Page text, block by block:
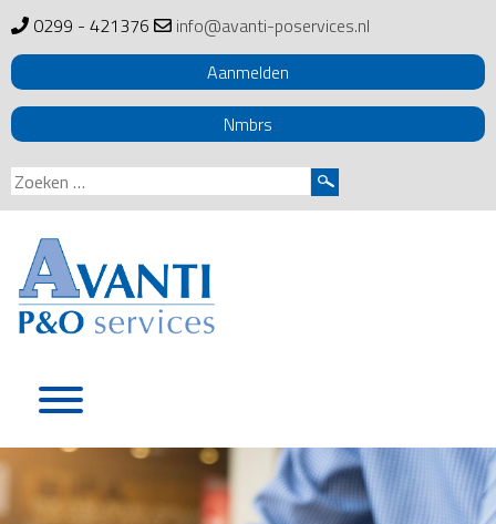
0299 - 421376
info@avanti-poservices.nl
Aanmelden
Nmbrs
Zoeken
naar: